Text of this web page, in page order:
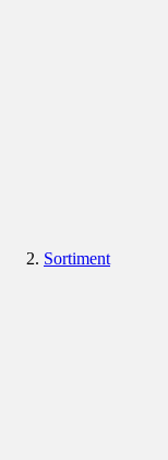
Sortiment